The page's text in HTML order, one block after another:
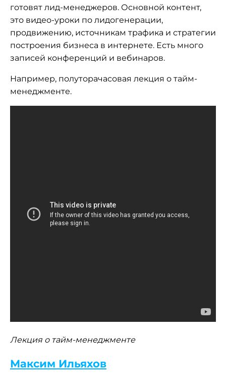
готовят лид-менеджеров. Основной контент,
это видео-уроки по лидогенерации,
продвижению, источникам трафика и стратегии
построения бизнеса в интернете. Есть много
записей конференций и вебинаров.
Например, полуторачасовая лекция о тайм-
менеджменте.
Лекция о тайм-менеджменте
Максим Ильяхов